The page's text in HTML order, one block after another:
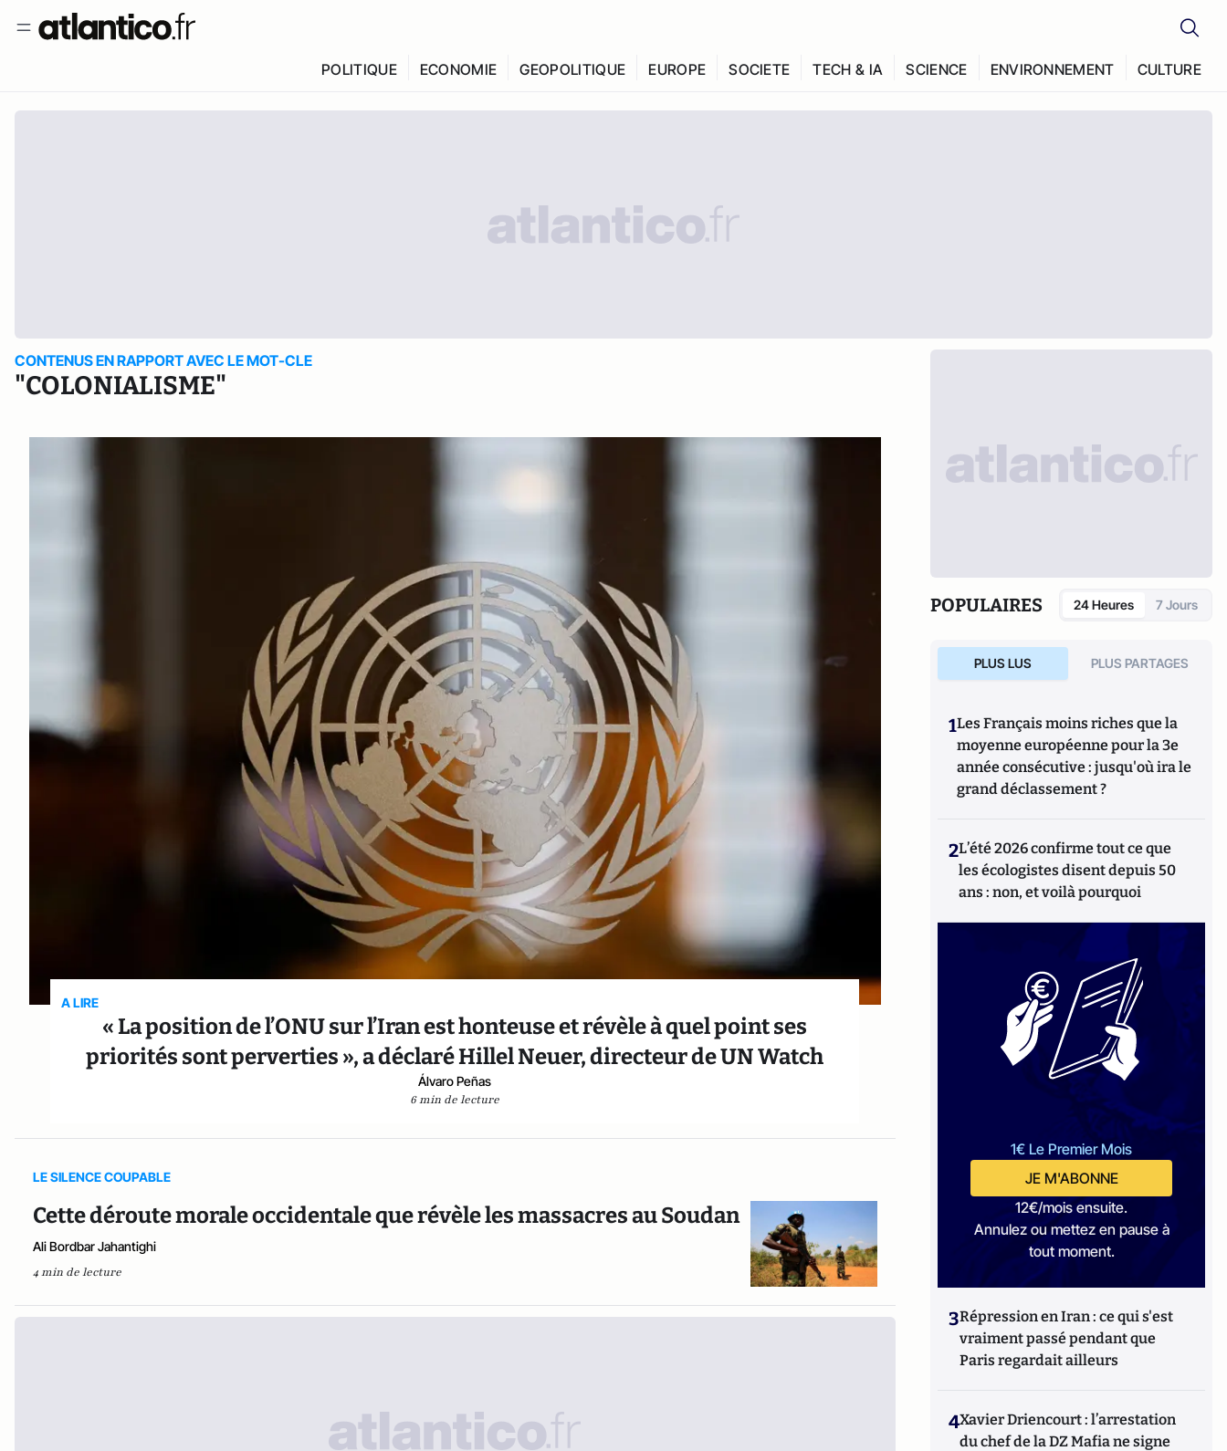
POLITIQUE ECONOMIE GEOPOLITIQUE EUROPE SOCIETE TECH & IA SCIENCE ENVIRONNEMENT CULTURE
CONTENUS EN RAPPORT AVEC LE MOT-CLE
"COLONIALISME"
A LIRE
« La position de l’ONU sur l’Iran est honteuse et révèle à quel point ses
priorités sont perverties », a déclaré Hillel Neuer, directeur de UN Watch
Álvaro Peñas
6 min de lecture
LE SILENCE COUPABLE
Cette déroute morale occidentale que révèle les massacres au Soudan
Ali Bordbar Jahantighi
4 min de lecture
POPULAIRES 24 Heures 7 Jours
PLUS LUS PLUS PARTAGES
1Les Français moins riches que la
moyenne européenne pour la 3e
année consécutive : jusqu'où ira le
grand déclassement ?
2L’été 2026 confirme tout ce que
les écologistes disent depuis 50
ans : non, et voilà pourquoi
1€ Le Premier Mois
JE M'ABONNE
12€/mois ensuite.
Annulez ou mettez en pause à
tout moment.
3Répression en Iran : ce qui s'est
vraiment passé pendant que
Paris regardait ailleurs
4Xavier Driencourt : l’arrestation
du chef de la DZ Mafia ne signe